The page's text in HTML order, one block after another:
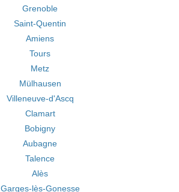
Grenoble
Saint-Quentin
Amiens
Tours
Metz
Mülhausen
Villeneuve-d'Ascq
Clamart
Bobigny
Aubagne
Talence
Alès
Garges-lès-Gonesse